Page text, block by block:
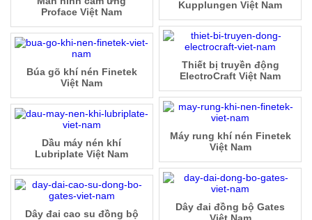
Kupplungen Việt Nam
Proface Việt Nam
Thiết bị truyền động
ElectroCraft Việt Nam
Búa gõ khí nén Finetek
Việt Nam
Máy rung khí nén Finetek
Việt Nam
Dầu máy nén khí
Lubriplate Việt Nam
Dây đai đồng bộ Gates
Việt Nam
Dây đai cao su đồng bộ